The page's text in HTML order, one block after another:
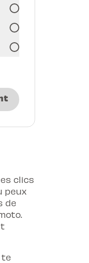
clics
peux
de
te